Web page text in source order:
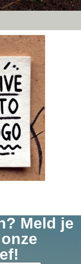
Meld je